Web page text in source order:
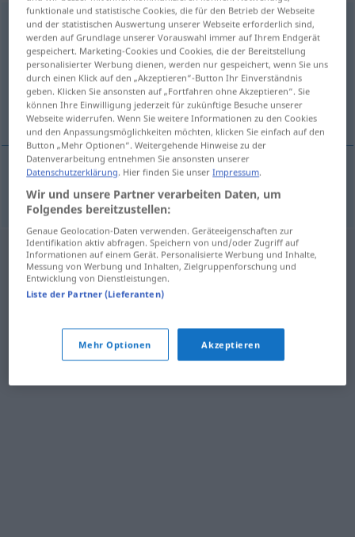
atmungsaktiv
Übersicht aller Übersetzungen
(Für mehr Details die Übersetzung anklicken/antippen)
oddychający
oddychający atmungsaktivStoff
funktionale und statistische Cookies, die für den Betrieb der Webseite
und der statistischen Auswertung unserer Webseite erforderlich sind,
werden auf Grundlage unserer Vorauswahl immer auf Ihrem Endgerät
gespeichert. Marketing-Cookies und Cookies, die der Bereitstellung
personalisierter Werbung dienen, werden nur gespeichert, wenn Sie uns
durch einen Klick auf den „Akzeptieren“-Button Ihr Einverständnis
geben. Klicken Sie ansonsten auf „Fortfahren ohne Akzeptieren“. Sie
können Ihre Einwilligung jederzeit für zukünftige Besuche unserer
Webseite widerrufen. Wenn Sie weitere Informationen zu den Cookies
und den Anpassungsmöglichkeiten möchten, klicken Sie einfach auf den
Button „Mehr Optionen“. Weitergehende Hinweise zu der
Datenverarbeitung entnehmen Sie ansonsten unserer
Datenschutzerklärung. Hier finden Sie unserImpressum.
Wir und unsere Partner verarbeiten Daten, um
Folgendes bereitzustellen:
Genaue Geolocation-Daten verwenden. Geräteeigenschaften zur
Identifikation aktiv abfragen. Speichern von und/oder Zugriff auf
Informationen auf einem Gerät. Personalisierte Werbung und Inhalte,
Messung von Werbung und Inhalten, Zielgruppenforschung und
Entwicklung von Dienstleistungen.
Liste der Partner (Lieferanten)
Mehr Optionen Akzeptieren